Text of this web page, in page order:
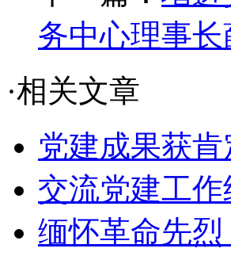
务中心理事
·相关文章
党建成果获
交流党建工
缅怀革命先